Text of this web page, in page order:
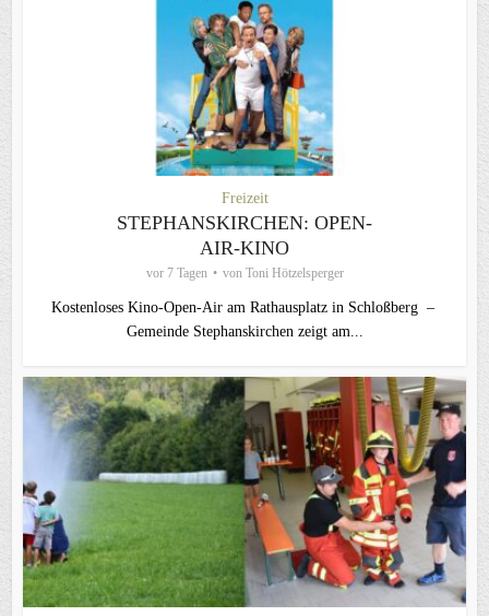
Freizeit
STEPHANSKIRCHEN: OPEN-
AIR-KINO
vor 7 Tagen von Toni Hötzelsperger
Kostenloses Kino-Open-Air am Rathausplatz in Schloßberg –
Gemeinde Stephanskirchen zeigt am...